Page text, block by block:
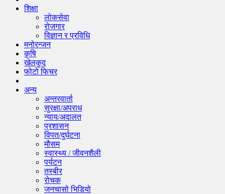
शिक्षा
लोकसेवा
रोजगार
विज्ञान र प्रविधि
मनोरन्जन
कृषि
खेलकुद
फोटो फिचर
अन्य
अन्तरवार्ता
सुरक्षा/अपराध
न्याय/अदालत
प्रशासन
विपत/दुर्घटना
मौसम
स्वास्थ्य / जीवनशैली
पर्यटन
तस्बीर
रोचक
जनचासो भिडियो